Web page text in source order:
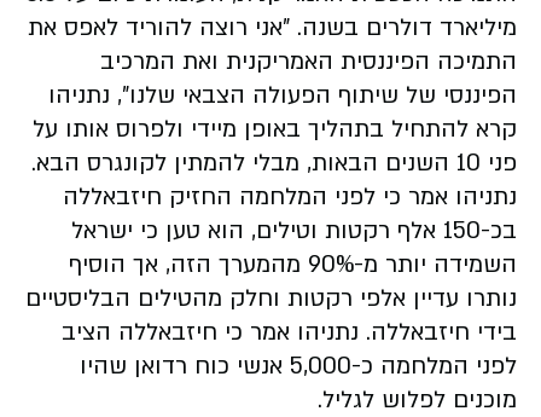
מיליארד דולרים בשנה. "אני רוצה להוריד לאפס את
התמיכה הפיננסית האמריקנית ואת המרכיב
הפיננסי של שיתוף הפעולה הצבאי שלנו", נתניהו
קרא להתחיל בתהליך באופן מיידי ולפרוס אותו על
פני 10 השנים הבאות, מבלי להמתין לקונגרס הבא.
נתניהו אמר כי לפני המלחמה החזיק חיזבאללה
בכ-150 אלף רקטות וטילים, הוא טען כי ישראל
השמידה יותר מ-90% מהמערך הזה, אך הוסיף
נותרו עדיין אלפי רקטות וחלק מהטילים הבליסטיים
בידי חיזבאללה. נתניהו אמר כי חיזבאללה הציב
לפני המלחמה כ-5,000 אנשי כוח רדואן שהיו
מוכנים לפלוש לגליל.